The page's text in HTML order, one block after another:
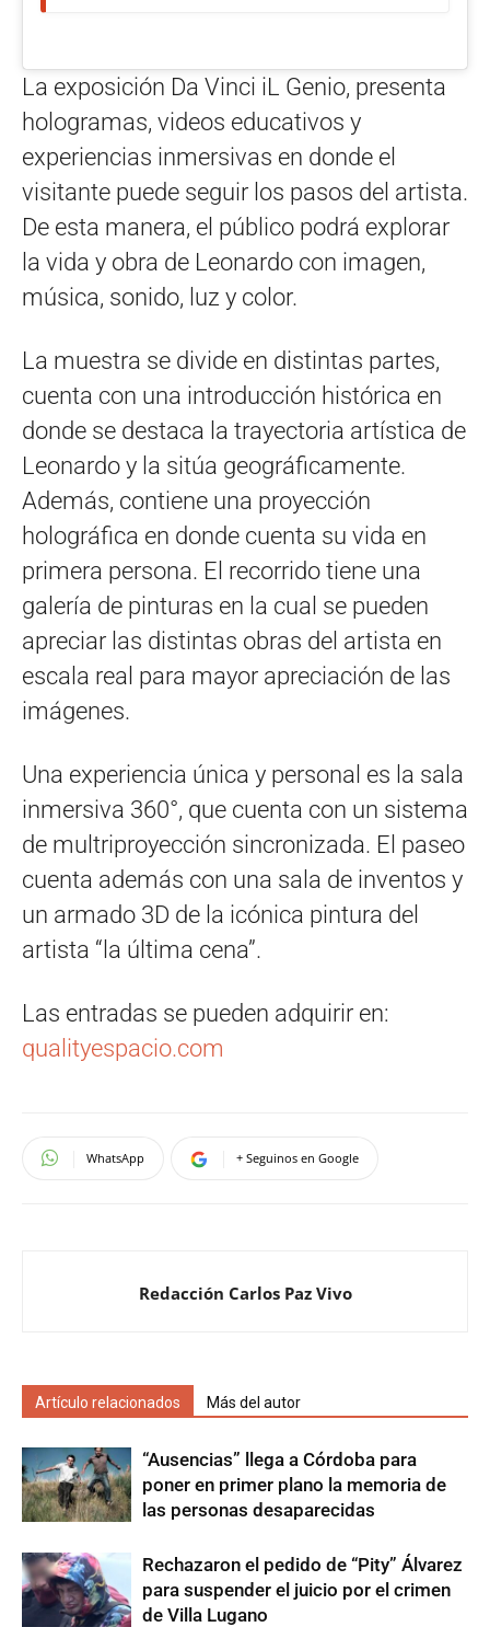
La exposición Da Vinci iL Genio, presenta
hologramas, videos educativos y
experiencias inmersivas en donde el
visitante puede seguir los pasos del artista.
De esta manera, el público podrá explorar
la vida y obra de Leonardo con imagen,
música, sonido, luz y color.
La muestra se divide en distintas partes,
cuenta con una introducción histórica en
donde se destaca la trayectoria artística de
Leonardo y la sitúa geográficamente.
Además, contiene una proyección
holográfica en donde cuenta su vida en
primera persona. El recorrido tiene una
galería de pinturas en la cual se pueden
apreciar las distintas obras del artista en
escala real para mayor apreciación de las
imágenes.
Una experiencia única y personal es la sala
inmersiva 360°, que cuenta con un sistema
de multriproyección sincronizada. El paseo
cuenta además con una sala de inventos y
un armado 3D de la icónica pintura del
artista “la última cena”.
Las entradas se pueden adquirir en:
qualityespacio.com
WhatsApp + Seguinos en Google
Redacción Carlos Paz Vivo
Artículo relacionados Más del autor
“Ausencias” llega a Córdoba para
poner en primer plano la memoria de
las personas desaparecidas
Rechazaron el pedido de “Pity” Álvarez
para suspender el juicio por el crimen
de Villa Lugano